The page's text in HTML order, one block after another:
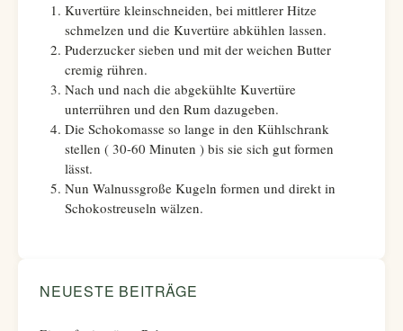
Kuvertüre kleinschneiden, bei mittlerer Hitze
schmelzen und die Kuvertüre abkühlen lassen.
Puderzucker sieben und mit der weichen Butter
cremig rühren.
Nach und nach die abgekühlte Kuvertüre
unterrühren und den Rum dazugeben.
Die Schokomasse so lange in den Kühlschrank
stellen ( 30-60 Minuten ) bis sie sich gut formen
lässt.
Nun Walnussgroße Kugeln formen und direkt in
Schokostreuseln wälzen.
NEUESTE BEITRÄGE